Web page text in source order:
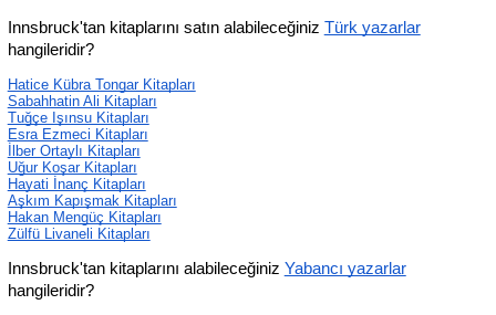
Innsbruck'tan kitaplarını satın alabileceğiniz Türk yazarlar
hangileridir?
Hatice Kübra Tongar Kitapları
Sabahhatin Ali Kitapları
Tuğçe Işınsu Kitapları
Esra Ezmeci Kitapları
İlber Ortaylı Kitapları
Uğur Koşar Kitapları
Hayati İnanç Kitapları
Aşkım Kapışmak Kitapları
Hakan Mengüç Kitapları
Zülfü Livaneli Kitapları
Innsbruck'tan kitaplarını alabileceğiniz Yabancı yazarlar
hangileridir?